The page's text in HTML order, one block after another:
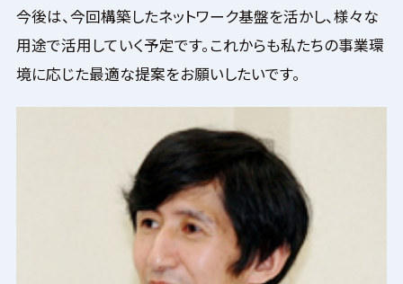
今後は、今回構築したネットワーク基盤を活かし、様々な
用途で活用していく予定です。これからも私たちの事業環
境に応じた最適な提案をお願いしたいです。